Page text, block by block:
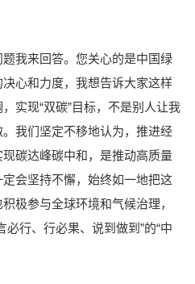
我来回答。您关心的是中国绿
心和力度，我想告诉大家这样
实现“双碳”目标，不是别人让我
我们坚定不移地认为，推进经
碳达峰碳中和，是推动高质量
会坚持不懈，始终如一地把这
极参与全球环境和气候治理，
必行、行必果、说到做到”的“中